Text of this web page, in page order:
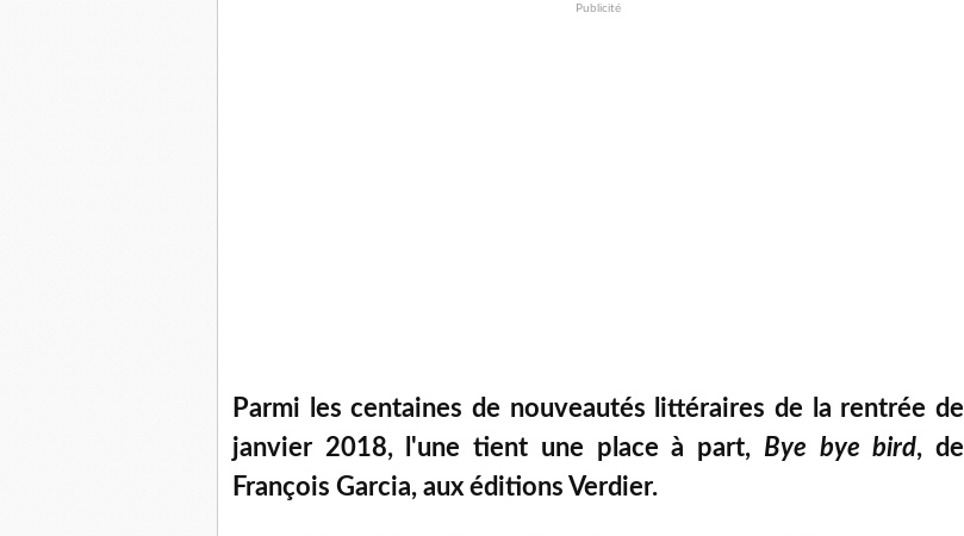
Publicité
Parmi les centaines de nouveautés littéraires de la rentrée de
janvier 2018, l'une tient une place à part, Bye bye bird, de
François Garcia, aux éditions Verdier.